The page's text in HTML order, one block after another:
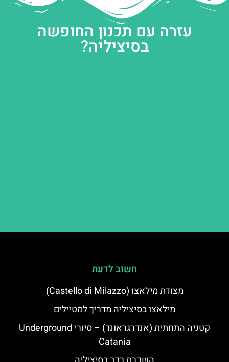
עזרה עם תכנון החופשה
בסיציליה?
חשוב לדעת
מצודת מילאצו (Castello di Milazzo)
מילאצו בסיציליה מדריך למטיילים
קטניה התחתית (אנדרגראונד) – סיורי Underground
Catania